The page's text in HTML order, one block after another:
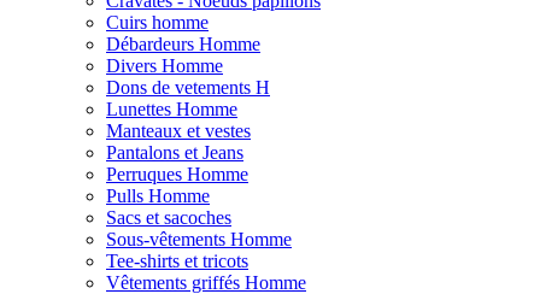
Cuirs homme
Débardeurs Homme
Divers Homme
Dons de vetements H
Lunettes Homme
Manteaux et vestes
Pantalons et Jeans
Perruques Homme
Pulls Homme
Sacs et sacoches
Sous-vêtements Homme
Tee-shirts et tricots
Vêtements griffés Homme